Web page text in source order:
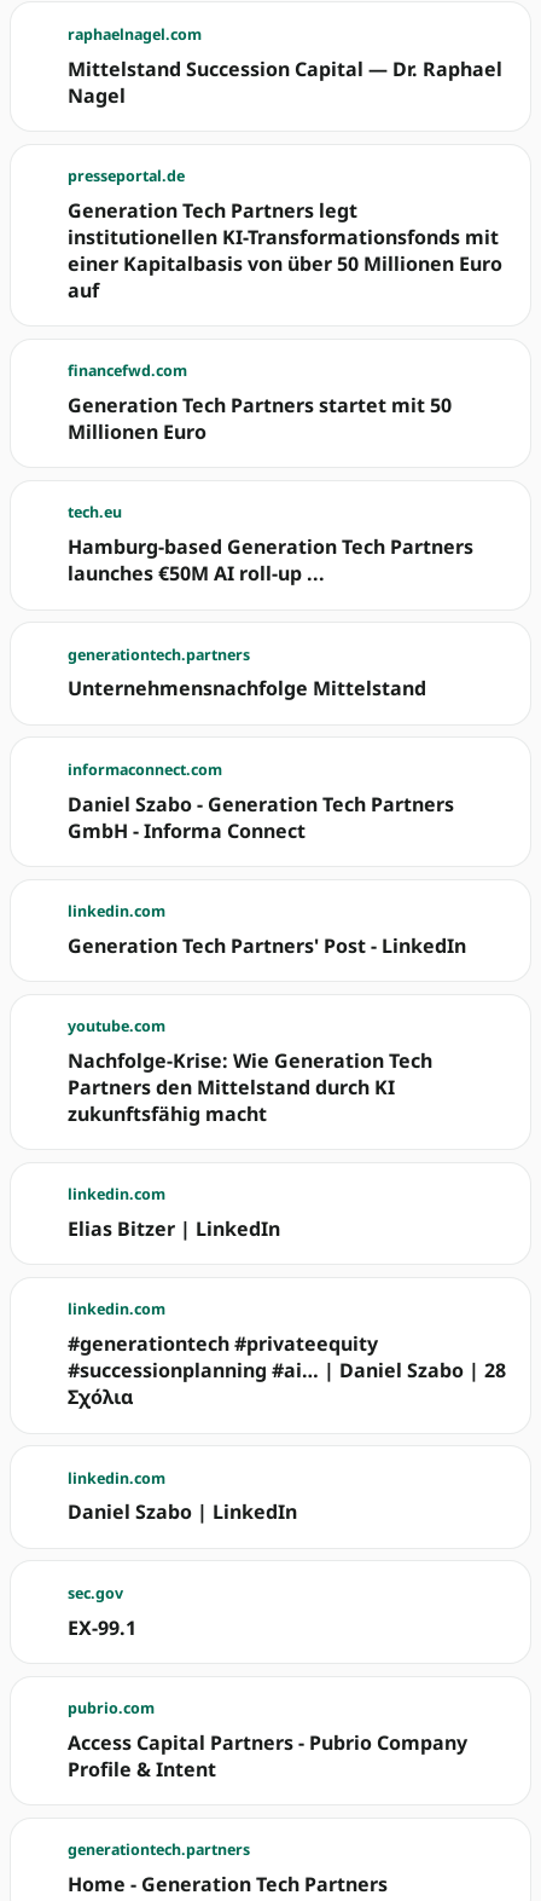
raphaelnagel.com
Mittelstand Succession Capital — Dr. Raphael
Nagel
presseportal.de
Generation Tech Partners legt
institutionellen KI-Transformationsfonds mit
einer Kapitalbasis von über 50 Millionen Euro
auf
financefwd.com
Generation Tech Partners startet mit 50
Millionen Euro
tech.eu
Hamburg-based Generation Tech Partners
launches €50M AI roll-up ...
generationtech.partners
Unternehmensnachfolge Mittelstand
informaconnect.com
Daniel Szabo - Generation Tech Partners
GmbH - Informa Connect
linkedin.com
Generation Tech Partners' Post - LinkedIn
youtube.com
Nachfolge-Krise: Wie Generation Tech
Partners den Mittelstand durch KI
zukunftsfähig macht
linkedin.com
Elias Bitzer | LinkedIn
linkedin.com
#generationtech #privateequity
#successionplanning #ai… | Daniel Szabo | 28
Σχόλια
linkedin.com
Daniel Szabo | LinkedIn
sec.gov
EX-99.1
pubrio.com
Access Capital Partners - Pubrio Company
Profile & Intent
generationtech.partners
Home - Generation Tech Partners